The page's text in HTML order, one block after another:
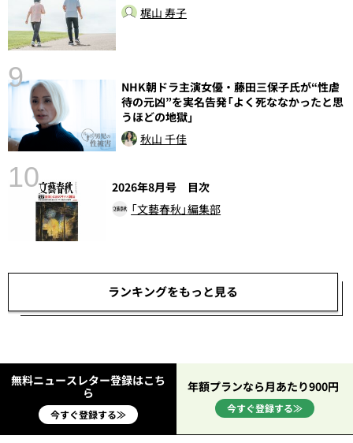
梶山 寿子
9
NHK朝ドラ主演女優・藤田三保子氏が“性虐
待の元凶”を実名告発「よく死ななかったと思
うほどの地獄」
秋山 千佳
10
2026年8月号 目次
「文藝春秋」編集部
ランキングをもっと見る
無料ニュースレター登録はこち
ら
今すぐ登録する≫
年額プランなら月あたり900円
今すぐ登録する≫